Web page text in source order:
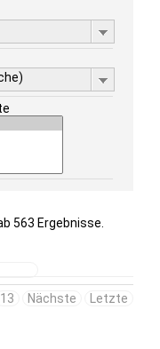
563 Ergebnisse.
13 Nächste Letzte